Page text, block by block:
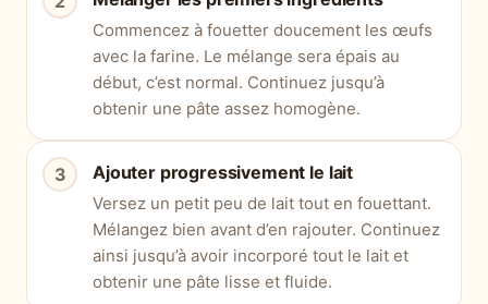
Commencez à fouetter doucement les œufs
avec la farine. Le mélange sera épais au
début, c’est normal. Continuez jusqu’à
obtenir une pâte assez homogène.
Ajouter progressivement le lait
Versez un petit peu de lait tout en fouettant.
Mélangez bien avant d’en rajouter. Continuez
ainsi jusqu’à avoir incorporé tout le lait et
obtenir une pâte lisse et fluide.